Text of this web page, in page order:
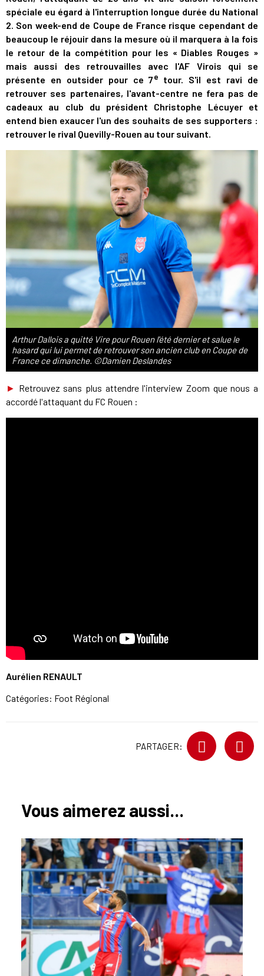
spéciale eu égard à l'interruption longue durée du National
2. Son week-end de Coupe de France risque cependant de
beaucoup le réjouir dans la mesure où il marquera à la fois
le retour de la compétition pour les « Diables Rouges »
mais aussi des retrouvailles avec l'AF Virois qui se
présente en outsider pour ce 7e
tour. S'il est ravi de
retrouver ses partenaires, l'avant-centre ne fera pas de
cadeaux au club du président Christophe Lécuyer et
entend bien exaucer l'un des souhaits de ses supporters :
retrouver le rival Quevilly-Rouen au tour suivant.
Arthur Dallois a quitté Vire pour Rouen l'été dernier et salue le
hasard qui lui permet de retrouver son ancien club en Coupe de
France ce dimanche. ©Damien Deslandes
► Retrouvez sans plus attendre l'interview Zoom que nous a
accordé l'attaquant du FC Rouen :
Aurélien RENAULT
Catégories: Foot Régional
PARTAGER:
Vous aimerez aussi...